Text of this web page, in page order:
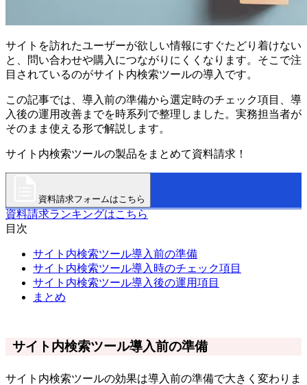
サイトを訪れたユーザーが欲しい情報にすぐたどり着けない
と、問い合わせや購入につながりにくくなります。そこで注
目されているのがサイト内検索ツールの導入です。
この記事では、導入前の準備から選定時のチェック項目、導
入後の運用改善までを時系列で整理しました。実務担当者が
そのまま使える形で解説します。
サイト内検索ツールの製品をまとめて資料請求！
資料請求フォームはこちら
資料請求ランキングはこちら
目次
サイト内検索ツール導入前の準備
サイト内検索ツール導入時のチェック項目
サイト内検索ツール導入後の運用項目
まとめ
サイト内検索ツール導入前の準備
サイト内検索ツールの効果は導入前の準備で大きく変わりま